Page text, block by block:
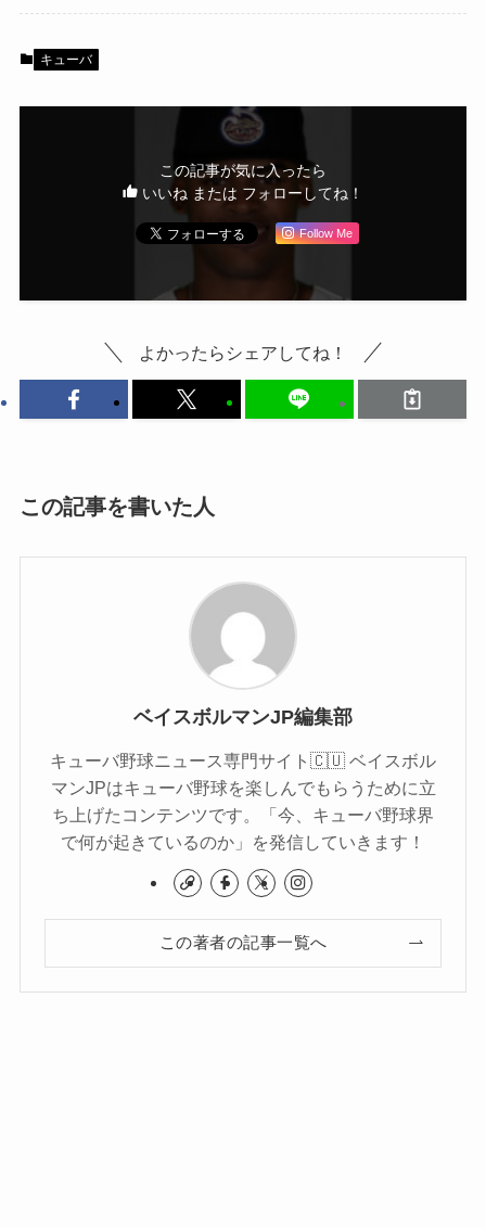
キューバ
この記事が気に入ったら
いいね または フォローしてね！
Follow Me
よかったらシェアしてね！
この記事を書いた人
ベイスボルマンJP編集部
キューバ野球ニュース専門サイト🇨🇺 ベイスボル
マンJPはキューバ野球を楽しんでもらうために立
ち上げたコンテンツです。「今、キューバ野球界
で何が起きているのか」を発信していきます！
この著者の記事一覧へ